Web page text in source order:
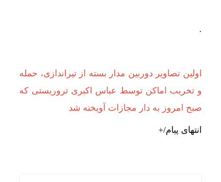
.
اولین تصاویر دوربین مدار بسته از تیراندازی، حمله
و تخریب اماکن توسط عباس اکبری تروریستی که
صبح امروز به دار مجازات آویخته شد
انتهای پیام/+